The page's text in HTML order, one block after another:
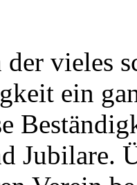
vieles
ein
Jubilare.